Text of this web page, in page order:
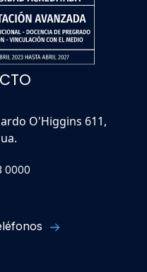
O'Higgins 611,
0000